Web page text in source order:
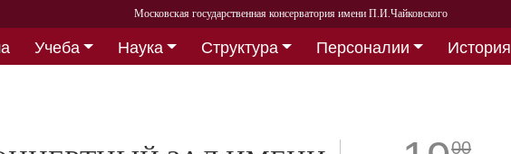
Московская государственная консерватория имени П.И.Чайковского
Учеба Наука Структура Персоналии
История
00